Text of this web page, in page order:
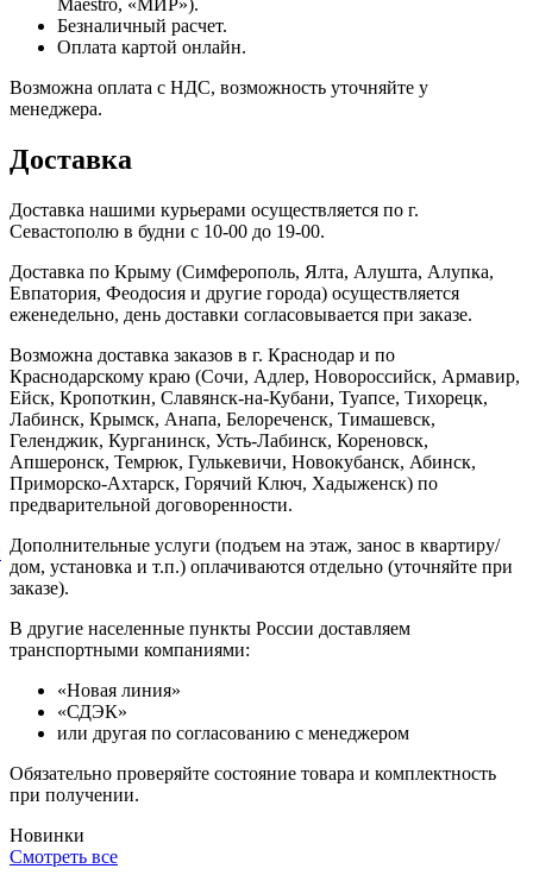
Безналичный расчет.
Оплата картой онлайн.
Возможна оплата с НДС, возможность уточняйте у
менеджера.
Доставка
Доставка нашими курьерами осуществляется по г.
Севастополю в будни с 10-00 до 19-00.
Доставка по Крыму (Симферополь, Ялта, Алушта, Алупка,
Евпатория, Феодосия и другие города) осуществляется
еженедельно, день доставки согласовывается при заказе.
Возможна доставка заказов в г. Краснодар и по
Краснодарскому краю (Сочи, Адлер, Новороссийск, Армавир,
Ейск, Кропоткин, Славянск-на-Кубани, Туапсе, Тихорецк,
Лабинск, Крымск, Анапа, Белореченск, Тимашевск,
Геленджик, Курганинск, Усть-Лабинск, Кореновск,
Апшеронск, Темрюк, Гулькевичи, Новокубанск, Абинск,
Приморско-Ахтарск, Горячий Ключ, Хадыженск) по
предварительной договоренности.
Дополнительные услуги (подъем на этаж, занос в квартиру/
дом, установка и т.п.) оплачиваются отдельно (уточняйте при
заказе).
В другие населенные пункты России доставляем
транспортными компаниями:
«Новая линия»
«СДЭК»
или другая по согласованию с менеджером
Обязательно проверяйте состояние товара и комплектность
при получении.
Новинки
Смотреть все